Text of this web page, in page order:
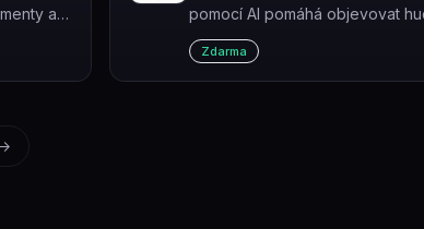
a
a
pomocí AI pomáhá objevovat
knihy a umění na základě toho,
baví.
Zdarma